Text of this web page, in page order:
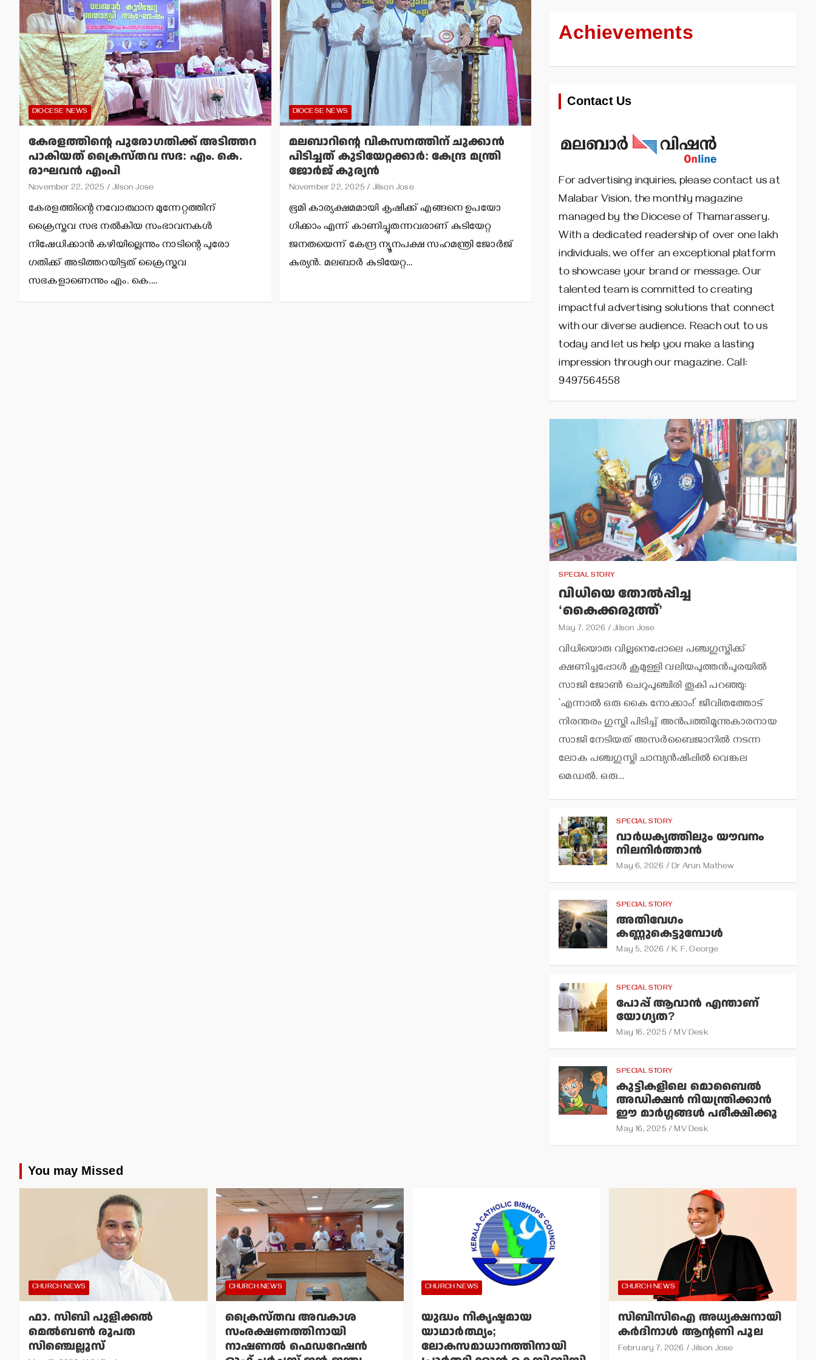
DIOCESE NEWS
കേരളത്തിന്റെ പുരോ​ഗതിക്ക് അടിത്തറ
പാകിയത് ക്രൈസ്തവ സഭ: എം. കെ.
രാഘവൻ എംപി
November 22, 2025 Jilson Jose
കേരളത്തിന്റെ നവോത്ഥാന മുന്നേറ്റത്തിന്
ക്രൈസ്തവ സഭ നൽകിയ സംഭാവനകൾ
നിഷേധിക്കാൻ കഴിയില്ലെന്നും നാടിന്റെ പുരോ​
ഗതിക്ക് അടിത്തറയിട്ടത് ക്രൈസ്തവ
സഭകളാണെന്നും എം. കെ.…
DIOCESE NEWS
മലബാറിന്റെ വികസനത്തിന് ചുക്കാൻ
പിടിച്ചത് കുടിയേറ്റക്കാർ: കേന്ദ്ര മന്ത്രി
ജോർജ് കുര്യൻ
November 22, 2025 Jilson Jose
ഭൂമി കാര്യക്ഷമമായി കൃഷിക്ക് എങ്ങനെ ഉപയോ​
ഗിക്കാം എന്ന് കാണിച്ചുതന്നവരാണ് കുടിയേറ്റ
ജനതയെന്ന് കേന്ദ്ര ന്യൂനപക്ഷ സഹമന്ത്രി ജോർജ്
കുര്യൻ. മലബാർ കുടിയേറ്റ…
Achievements
Contact Us
For advertising inquiries, please contact us at
Malabar Vision, the monthly magazine
managed by the Diocese of Thamarassery.
With a dedicated readership of over one lakh
individuals, we offer an exceptional platform
to showcase your brand or message. Our
talented team is committed to creating
impactful advertising solutions that connect
with our diverse audience. Reach out to us
today and let us help you make a lasting
impression through our magazine. Call:
9497564558
SPECIAL STORY
വിധിയെ തോല്‍പ്പിച്ച
‘കൈക്കരുത്ത്’
May 7, 2026 Jilson Jose
വിധിയൊരു വില്ലനെപ്പോലെ പഞ്ചഗുസ്തിക്ക്
ക്ഷണിച്ചപ്പോള്‍ കൂമുള്ളി വലിയപുത്തന്‍പുരയില്‍
സാജി ജോണ്‍ ചെറുപുഞ്ചിരി തൂകി പറഞ്ഞു:
‘എന്നാല്‍ ഒരു കൈ നോക്കാം!’ ജീവിതത്തോട്
നിരന്തരം ഗുസ്തി പിടിച്ച് അന്‍പത്തിമൂന്നുകാരനായ
സാജി നേടിയത് അസര്‍ബൈജാനില്‍ നടന്ന
ലോക പഞ്ചഗുസ്തി ചാമ്പ്യന്‍ഷിപ്പില്‍ വെങ്കല
മെഡല്‍. ഒരു…
SPECIAL STORY
വാര്‍ധക്യത്തിലും യൗവനം
നിലനിര്‍ത്താന്‍
May 6, 2026 Dr Arun Mathew
SPECIAL STORY
അതിവേഗം
കണ്ണുകെട്ടുമ്പോള്‍
May 5, 2026 K. F. George
SPECIAL STORY
പോപ്പ് ആവാന്‍ എന്താണ്
യോഗ്യത?
May 16, 2025 MV Desk
SPECIAL STORY
കുട്ടികളിലെ മൊബൈല്‍
അഡിക്ഷന്‍ നിയന്ത്രിക്കാന്‍
ഈ മാര്‍ഗ്ഗങ്ങള്‍ പരീക്ഷിക്കൂ
May 16, 2025 MV Desk
You may Missed
CHURCH NEWS
ഫാ. സിബി പുളിക്കല്‍
മെല്‍ബണ്‍ രൂപത
സിഞ്ചെല്ലൂസ്
CHURCH NEWS
ക്രൈസ്തവ അവകാശ
സംരക്ഷണത്തിനായി
നാഷണല്‍ ഫെഡറേഷന്‍
CHURCH NEWS
യുദ്ധം നികൃഷ്ടമായ
യാഥാര്‍ത്ഥ്യം;
ലോകസമാധാനത്തിനായി
CHURCH NEWS
സിബിസിഐ അധ്യക്ഷനായി
കര്‍ദിനാള്‍ ആന്റണി പൂല
February 7, 2026 Jilson Jose